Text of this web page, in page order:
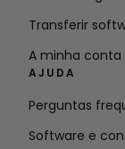
Transferir
A minha conta
AJUDA
Perguntas
Software e